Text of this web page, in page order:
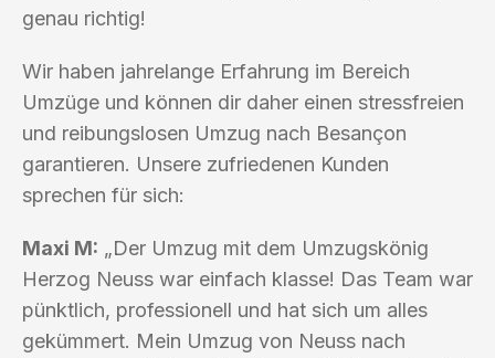
genau richtig!
Wir haben jahrelange Erfahrung im Bereich
Umzüge und können dir daher einen stressfreien
und reibungslosen Umzug nach Besançon
garantieren. Unsere zufriedenen Kunden
sprechen für sich:
Maxi M: „Der Umzug mit dem Umzugskönig
Herzog Neuss war einfach klasse! Das Team war
pünktlich, professionell und hat sich um alles
gekümmert. Mein Umzug von Neuss nach